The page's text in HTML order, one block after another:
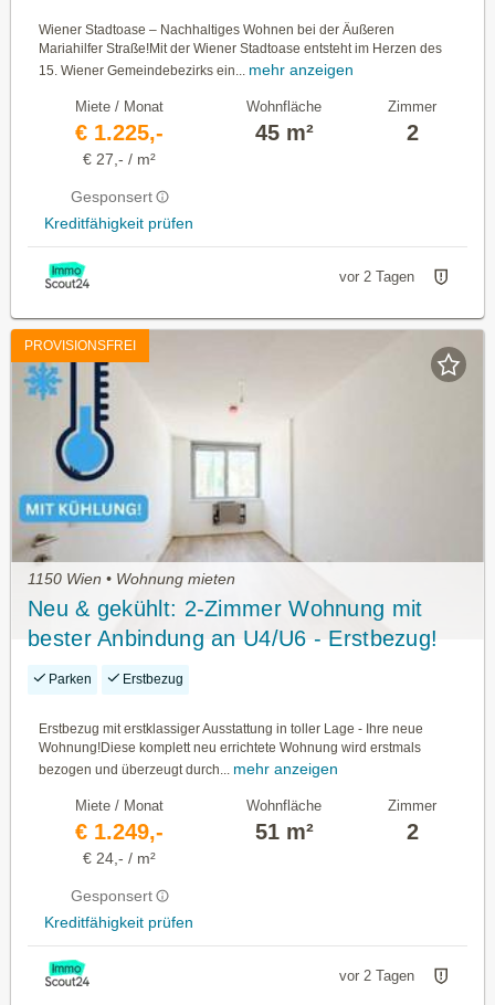
Wiener Stadtoase – Nachhaltiges Wohnen bei der Äußeren
Mariahilfer Straße!Mit der Wiener Stadtoase entsteht im Herzen des
15. Wiener Gemeindebezirks ein... mehr anzeigen
Miete / Monat
€ 1.225,-
€ 27,- / m²
Gesponsert
Kreditfähigkeit prüfen
Wohnfläche
45 m²
Zimmer
2
vor 2 Tagen
PROVISIONSFREI
1150 Wien • Wohnung mieten
Neu & gekühlt: 2-Zimmer Wohnung mit
bester Anbindung an U4/U6 - Erstbezug!
Parken Erstbezug
Erstbezug mit erstklassiger Ausstattung in toller Lage - Ihre neue
Wohnung!Diese komplett neu errichtete Wohnung wird erstmals
bezogen und überzeugt durch...
mehr anzeigen
Miete / Monat
€ 1.249,-
€ 24,- / m²
Gesponsert
Kreditfähigkeit prüfen
Wohnfläche
51 m²
Zimmer
2
vor 2 Tagen